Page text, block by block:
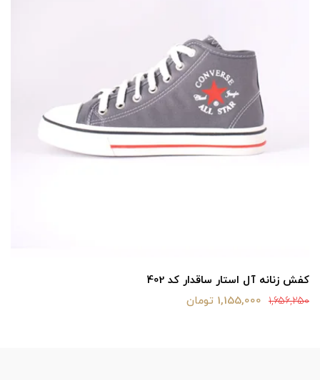
کفش زنانه آل استار ساقدار کد 402
1,656,250 1,155,000 تومان